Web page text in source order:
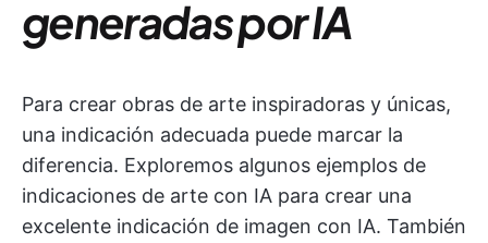
generadas por IA
Para crear obras de arte inspiradoras y únicas,
una indicación adecuada puede marcar la
diferencia. Exploremos algunos ejemplos de
indicaciones de arte con IA para crear una
excelente indicación de imagen con IA. También